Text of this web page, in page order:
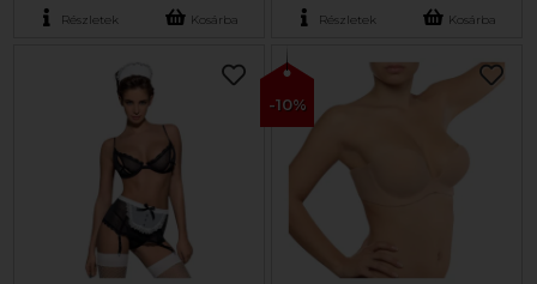
Részletek Kosárba Részletek Kosárba
-10%